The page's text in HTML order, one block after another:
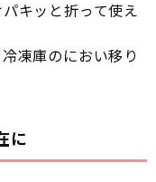
キッと折って使え
凍庫のにおい移り
に